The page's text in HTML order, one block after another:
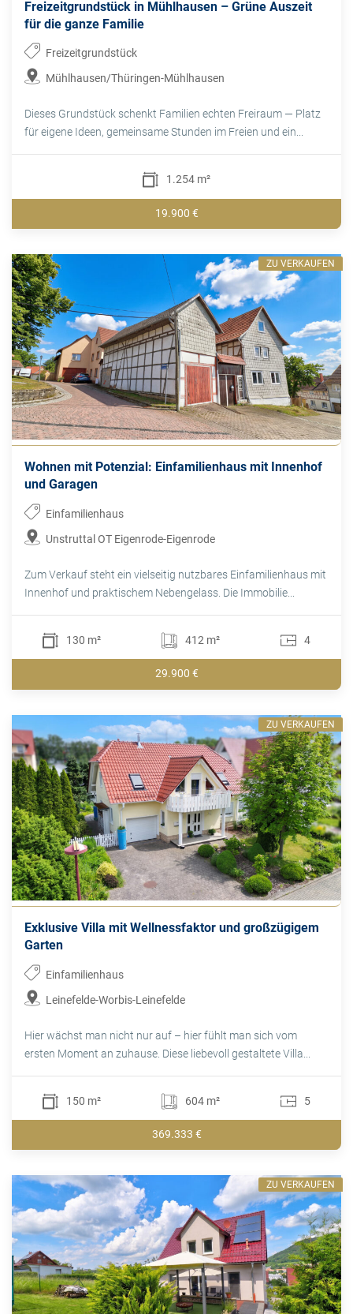
Freizeitgrundstück in Mühlhausen – Grüne Auszeit
für die ganze Familie
Freizeitgrundstück
Mühlhausen/Thüringen-Mühlhausen
Dieses Grundstück schenkt Familien echten Freiraum — Platz
für eigene Ideen, gemeinsame Stunden im Freien und ein...
1.254 m²
19.900 €
Wohnen mit Potenzial: Einfamilienhaus mit Innenhof
und Garagen
Einfamilienhaus
Unstruttal OT Eigenrode-Eigenrode
Zum Verkauf steht ein vielseitig nutzbares Einfamilienhaus mit
Innenhof und praktischem Nebengelass. Die Immobilie...
130 m² 412 m² 4
29.900 €
ZU VERKAUFEN
Exklusive Villa mit Wellnessfaktor und großzügigem
Garten
Einfamilienhaus
Leinefelde-Worbis-Leinefelde
Hier wächst man nicht nur auf – hier fühlt man sich vom
ersten Moment an zuhause. Diese liebevoll gestaltete Villa...
150 m² 604 m² 5
369.333 €
ZU VERKAUFEN
ZU VERKAUFEN